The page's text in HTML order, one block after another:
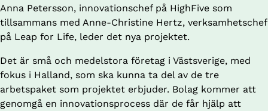
Anna Petersson, innovationschef på HighFive som
tillsammans med Anne-Christine Hertz, verksamhetschef
på Leap for Life, leder det nya projektet.
Det är små och medelstora företag i Västsverige, med
fokus i Halland, som ska kunna ta del av de tre
arbetspaket som projektet erbjuder. Bolag kommer att
genomgå en innovationsprocess där de får hjälp att